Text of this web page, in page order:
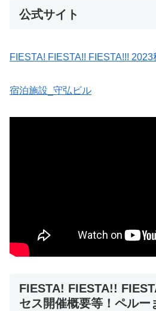
公式サイト
FIESTA! FIESTA!! FIESTA!!! 2023
宿泊施設_守弘ビル
FIESTA! FIESTA!!
セス開催概要等！ペルー